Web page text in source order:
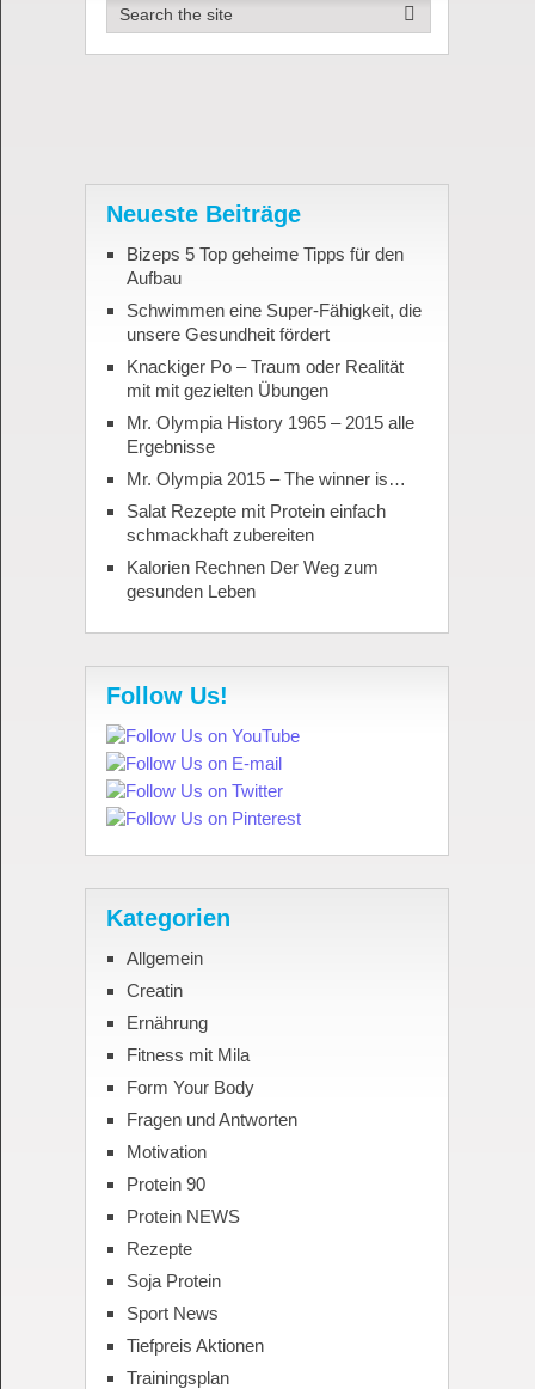
Neueste Beiträge
Bizeps 5 Top geheime Tipps für den
Aufbau
Schwimmen eine Super-Fähigkeit, die
unsere Gesundheit fördert
Knackiger Po – Traum oder Realität
mit mit gezielten Übungen
Mr. Olympia History 1965 – 2015 alle
Ergebnisse
Mr. Olympia 2015 – The winner is…
Salat Rezepte mit Protein einfach
schmackhaft zubereiten
Kalorien Rechnen Der Weg zum
gesunden Leben
Follow Us!
Kategorien
Allgemein
Creatin
Ernährung
Fitness mit Mila
Form Your Body
Fragen und Antworten
Motivation
Protein 90
Protein NEWS
Rezepte
Soja Protein
Sport News
Tiefpreis Aktionen
Trainingsplan